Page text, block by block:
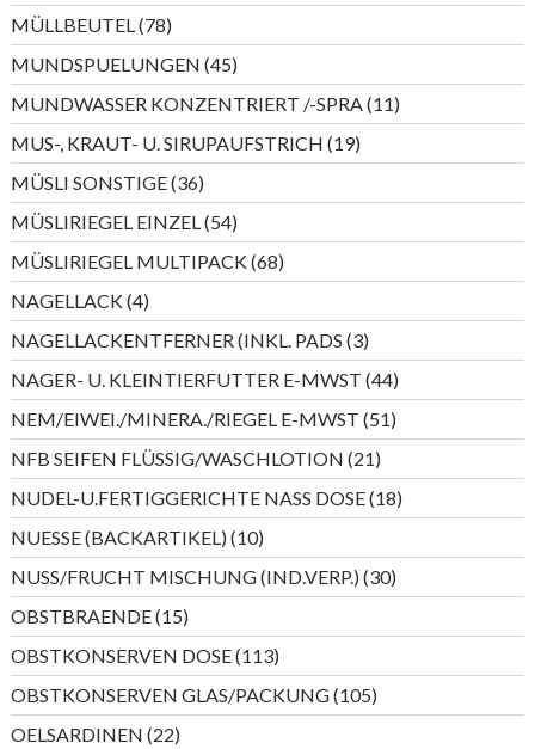
Produkte
MÜLLBEUTEL 7878
Produkte
MUNDSPUELUNGEN 4545
Produkte
MUNDWASSER KONZENTRIERT /-SPRA 1111
Produkte
MUS-, KRAUT- U. SIRUPAUFSTRICH 1919
Produkte
MÜSLI SONSTIGE 3636
Produkte
MÜSLIRIEGEL EINZEL 5454
Produkte
MÜSLIRIEGEL MULTIPACK 6868
Produkte
NAGELLACK 44
Produkte
NAGELLACKENTFERNER (INKL. PADS 33
Produkte
NAGER- U. KLEINTIERFUTTER E-MWST 4444
Produkte
NEM/EIWEI./MINERA./RIEGEL E-MWST 5151
Produkte
NFB SEIFEN FLÜSSIG/WASCHLOTION 2121
Produkte
NUDEL-U.FERTIGGERICHTE NASS DOSE 1818
Produkte
NUESSE (BACKARTIKEL) 1010
Produkte
NUSS/FRUCHT MISCHUNG (IND.VERP.) 3030
Produkte
OBSTBRAENDE 1515
Produkte
OBSTKONSERVEN DOSE 113113
Produkte
OBSTKONSERVEN GLAS/PACKUNG 105105
Produkte
OELSARDINEN 2222